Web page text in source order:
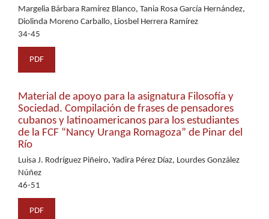
Margelia Bárbara Ramírez Blanco, Tania Rosa García Hernández,
Diolinda Moreno Carballo, Liosbel Herrera Ramírez
34-45
PDF
Material de apoyo para la asignatura Filosofía y
Sociedad. Compilación de frases de pensadores
cubanos y latinoamericanos para los estudiantes
de la FCF “Nancy Uranga Romagoza” de Pinar del
Río
Luisa J. Rodríguez Piñeiro, Yadira Pérez Díaz, Lourdes González
Núñez
46-51
PDF